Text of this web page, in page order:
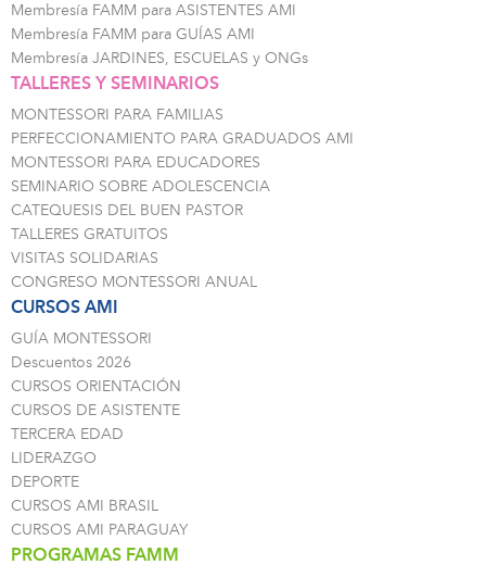
Membresía FAMM para ASISTENTES AMI
Membresía FAMM para GUÍAS AMI
Membresía JARDINES, ESCUELAS y ONGs
TALLERES Y SEMINARIOS
MONTESSORI PARA FAMILIAS
PERFECCIONAMIENTO PARA GRADUADOS AMI
MONTESSORI PARA EDUCADORES
SEMINARIO SOBRE ADOLESCENCIA
CATEQUESIS DEL BUEN PASTOR
TALLERES GRATUITOS
VISITAS SOLIDARIAS
CONGRESO MONTESSORI ANUAL
CURSOS AMI
GUÍA MONTESSORI
Descuentos 2026
CURSOS ORIENTACIÓN
CURSOS DE ASISTENTE
TERCERA EDAD
LIDERAZGO
DEPORTE
CURSOS AMI BRASIL
CURSOS AMI PARAGUAY
PROGRAMAS FAMM